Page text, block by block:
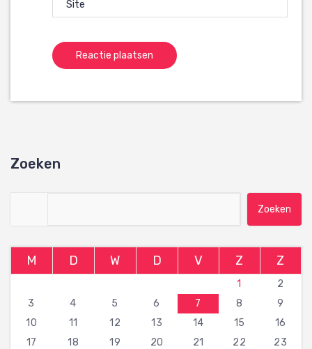
Site
Zoeken
M D W D V Z Z
1
2
3
4 5 6 7 8
9
10
11 12 13 14 15
16
17
18 19 20 21 22
23